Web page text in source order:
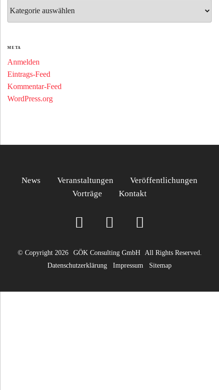
META
Anmelden
Eintrags-Feed
Kommentar-Feed
WordPress.org
News Veranstaltungen
Veröffentlichungen
Vorträge
Kontakt
© Copyright 2026 GÖK Consulting GmbH
All Rights Reserved.
Datenschutzerklärung
Impressum Sitemap